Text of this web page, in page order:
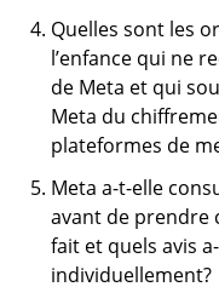
Quelles sont les
l’enfance qui ne
de Meta et qui
Meta du
plateformes de
Meta a-t-elle
avant de prendre
fait et quels avis
individuellement?